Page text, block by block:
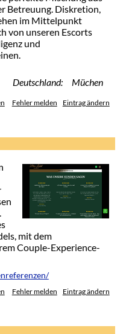
Betreuung. Diskretion,
im Mittelpunkt
von unseren Escorts
und
Deutschland: Müchen
Fehler melden Eintrag ändern
mit dem
Couple-Experience-
Fehler melden Eintrag ändern